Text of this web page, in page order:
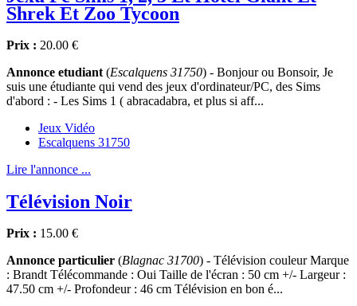
Shrek Et Zoo Tycoon
Prix : 20.00 €
Annonce etudiant (Escalquens 31750) - Bonjour ou Bonsoir, Je
suis une étudiante qui vend des jeux d'ordinateur/PC, des Sims
d'abord : - Les Sims 1 ( abracadabra, et plus si aff...
Jeux Vidéo
Escalquens 31750
Lire l'annonce ...
Télévision Noir
Prix : 15.00 €
Annonce particulier (Blagnac 31700) - Télévision couleur Marque
: Brandt Télécommande : Oui Taille de l'écran : 50 cm +/- Largeur :
47.50 cm +/- Profondeur : 46 cm Télévision en bon é...